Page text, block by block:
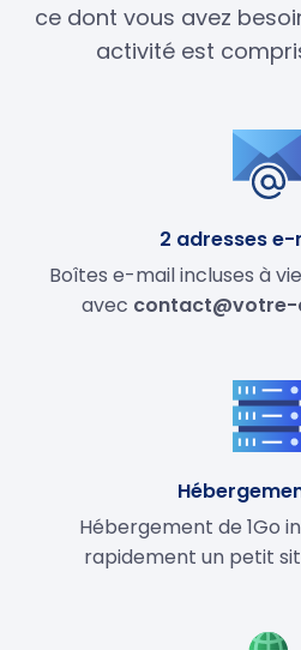
ce dont vous avez
activité est
2 adresses
Boîtes e-mail incluses à
avec contact@votre-
Hébergement de 1Go
rapidement un petit